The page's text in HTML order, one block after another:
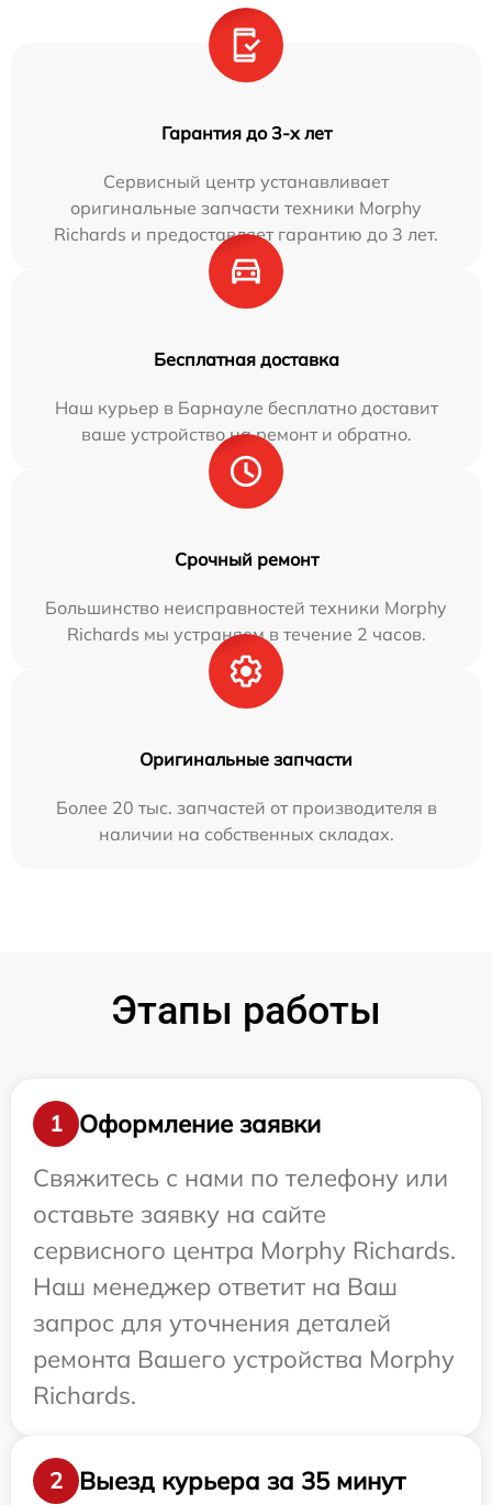
Гарантия до 3-х лет
Сервисный центр устанавливает
оригинальные запчасти техники Morphy
Richards и предоставляет гарантию до 3 лет.
Бесплатная доставка
Наш курьер в Барнауле бесплатно доставит
ваше устройство на ремонт и обратно.
Срочный ремонт
Большинство неисправностей техники Morphy
Richards мы устраняем в течение 2 часов.
Оригинальные запчасти
Более 20 тыс. запчастей от производителя в
наличии на собственных складах.
Этапы работы
1
Оформление заявки
Свяжитесь с нами по телефону или
оставьте заявку на сайте
сервисного центра Morphy Richards.
Наш менеджер ответит на Ваш
запрос для уточнения деталей
ремонта Вашего устройства Morphy
Richards.
2 Выезд курьера за 35 минут